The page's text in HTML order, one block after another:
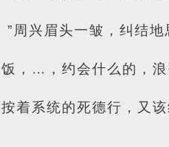
周兴眉头一皱，纠结地
，…，约会什么的，
着系统的死德行，又